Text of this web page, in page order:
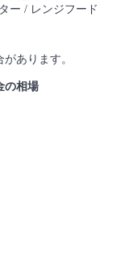
ー / レンジフード
あります。
の相場